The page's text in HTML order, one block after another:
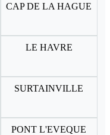
CAP DE LA HAGUE
LE HAVRE
SURTAINVILLE
PONT L'EVEQUE